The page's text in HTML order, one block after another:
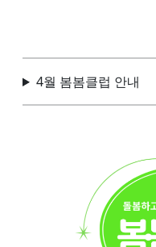
4월 봄봄클럽 안내